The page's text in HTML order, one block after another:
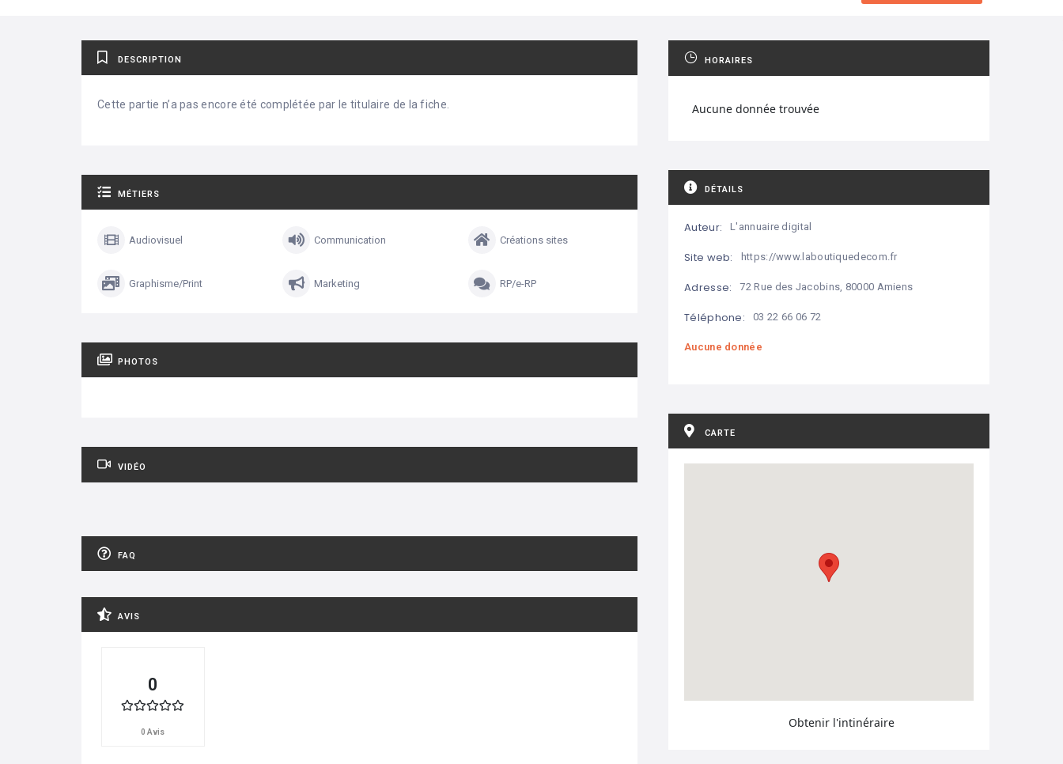
DESCRIPTION
Cette partie n’a pas encore été complétée par le titulaire de la fiche.
MÉTIERS
Audiovisuel Communication Créations sites
Graphisme/Print Marketing RP/e-RP
PHOTOS
VIDÉO
FAQ
AVIS
0
0 Avis
HORAIRES
Aucune donnée trouvée
DÉTAILS
Auteur: L'annuaire digital
Site web: https://www.laboutiquedecom.fr
Adresse: 72 Rue des Jacobins, 80000 Amiens
Téléphone: 03 22 66 06 72
Aucune donnée
CARTE
Obtenir l'intinéraire